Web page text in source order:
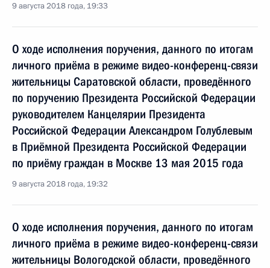
9 августа 2018 года, 19:33
О ходе исполнения поручения, данного по итогам
личного приёма в режиме видео-конференц-связи
жительницы Саратовской области, проведённого
по поручению Президента Российской Федерации
руководителем Канцелярии Президента
Российской Федерации Александром Голублевым
в Приёмной Президента Российской Федерации
по приёму граждан в Москве 13 мая 2015 года
9 августа 2018 года, 19:32
О ходе исполнения поручения, данного по итогам
личного приёма в режиме видео-конференц-связи
жительницы Вологодской области, проведённого